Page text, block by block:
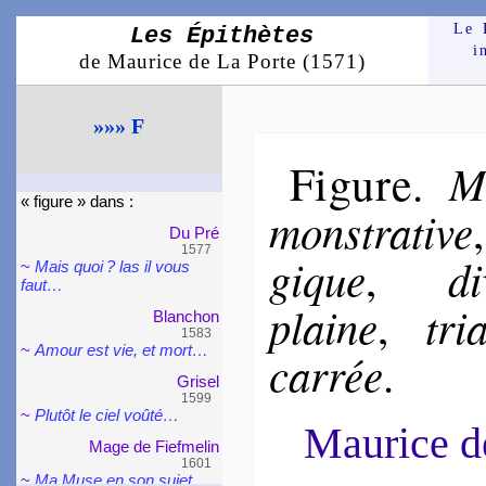
Les Épithètes
de Maurice de La Porte (1571)
Le
»»» F
« figure » dans :
Du Pré
1577
~Mais quoi ? las il vous
faut…
Blan­chon
1583
~Amour est vie, et mort…
Grisel
1599
~Plutôt le ciel voû­té…
Mage de Fief­me­lin
1601
~ Ma Muse en son su­jet…
Figure.
mons­tra­tive
gique,
plaine,
car­rée.
Maurice